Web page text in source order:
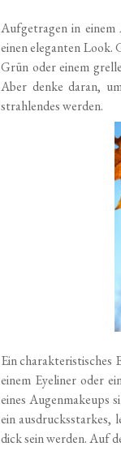
Aufgetragen in einem
einen eleganten Look.
Grün oder einem
Aber denke daran,
strahlendes werden.
Ein charakteristisches
einem Eyeliner oder
eines Augenmakeups
ein ausdrucksstarkes,
dick sein werden. Auf